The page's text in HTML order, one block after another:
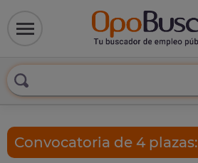
Convocatoria de 4 plazas: